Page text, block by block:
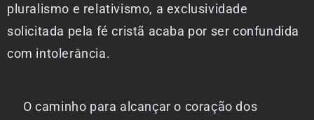
pluralismo e relativismo, a exclusividade
solicitada pela fé cristã acaba por ser confundida
com intolerância.
O caminho para alcançar o coração dos